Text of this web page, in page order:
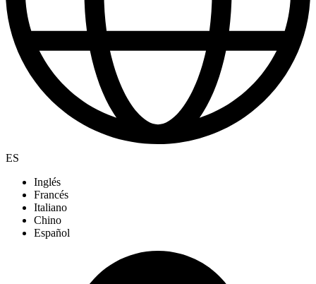
ES
Inglés
Francés
Italiano
Chino
Español